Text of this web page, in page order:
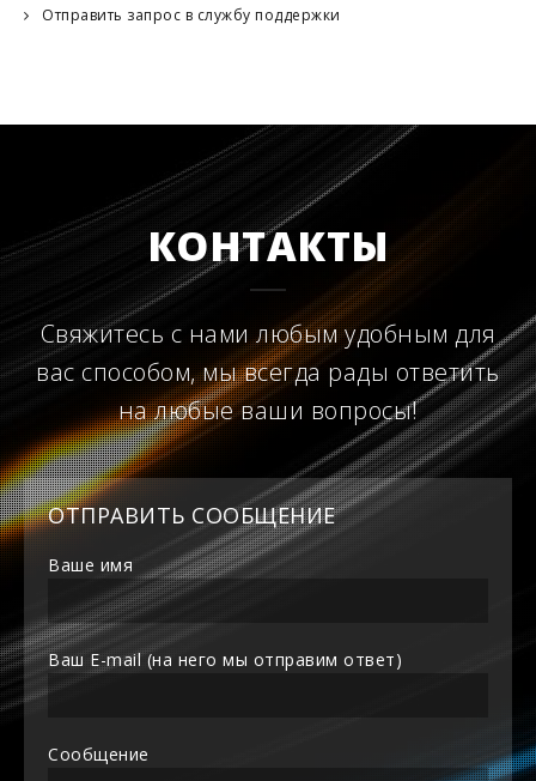
Отправить запрос в службу поддержки
КОНТАКТЫ
Свяжитесь с нами любым удобным для
вас способом, мы всегда рады ответить
на любые ваши вопросы!
ОТПРАВИТЬ СООБЩЕНИЕ
Ваше имя
Ваш E-mail (на него мы отправим ответ)
Сообщение